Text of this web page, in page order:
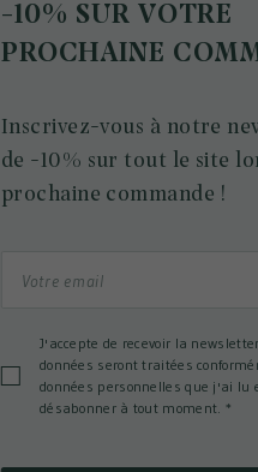
-10% SUR VOTRE
PROCHAINE
Inscrivez-vous à notre
de -10% sur tout le site
prochaine commande !
J'accepte de recevoir la
données seront traitées
données personnelles que j'ai lu
désabonner à tout moment. *